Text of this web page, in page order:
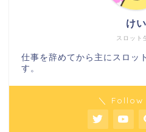
スロット
けい
仕事を辞めてから主にスロッ
す。
＼ Follow